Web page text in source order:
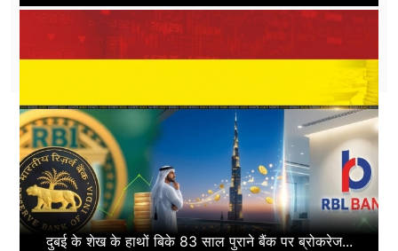
दुबई के शेख के हाथों बिके 83 साल पुराने बैंक पर ब्रोकरेज...